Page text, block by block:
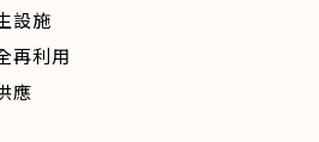
設施
再利用
應